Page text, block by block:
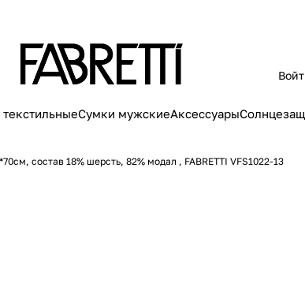
Сумки мужскиеАксессуары
состав 18% шерсть, 82% модал , FABRETTI VFS1022-13